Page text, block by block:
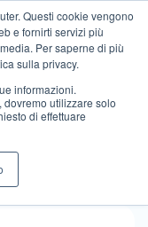
Questi cookie vengono
e fornirti servizi più
Per saperne di più
sulla privacy.
informazioni.
dovremo utilizzare solo
di effettuare